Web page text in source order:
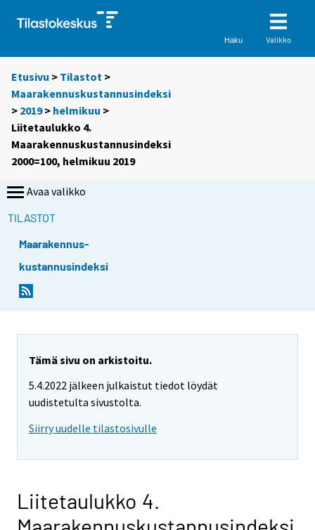
Haku Valikko
Etusivu > Tilastot >
Maarakennuskustannusindeksi
> 2019> helmikuu >
Liitetaulukko 4.
Maarakennuskustannusindeksi
2000=100, helmikuu 2019
Avaa valikko
TILASTOT
Maarakennus-
kustannusindeksi
Tämä sivu on arkistoitu.
5.4.2022 jälkeen julkaistut tiedot löydät
uudistetulta sivustolta.
Siirry uudelle tilastosivulle
Liitetaulukko 4.